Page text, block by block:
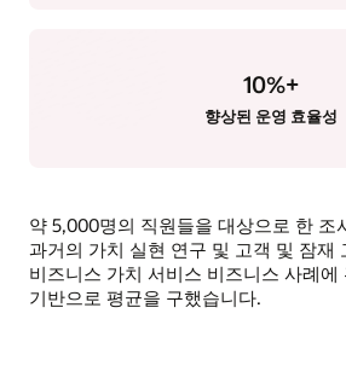
10%+
향상된 운영 효율성
약 5,000명의 직원들을 대상으로 한 조
과거의 가치 실현 연구 및 고객 및 잠재
비즈니스 가치 서비스 비즈니스 사례에
기반으로 평균을 구했습니다.